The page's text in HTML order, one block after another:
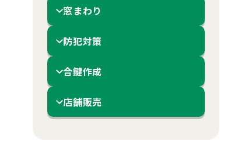
窓まわり
防犯対策
合鍵作成
店舗販売